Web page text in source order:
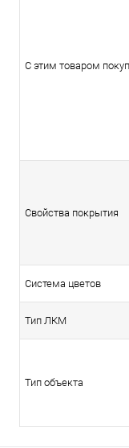
С этим товаром
Свойства покрытия
Система цветов
Тип ЛКМ
Тип объекта